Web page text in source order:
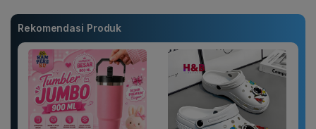
Rekomendasi Produk